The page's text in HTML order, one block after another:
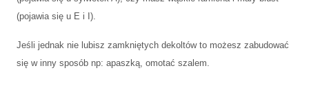
(pojawia się u E i I).
Jeśli jednak nie lubisz zamkniętych dekoltów to możesz zabudować
się w inny sposób np: apaszką, omotać szalem.